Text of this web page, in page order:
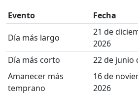
Evento Fecha
Día más largo
21 de
2026
Día más corto 22 de junio
Amanecer más
temprano
16 de
2026